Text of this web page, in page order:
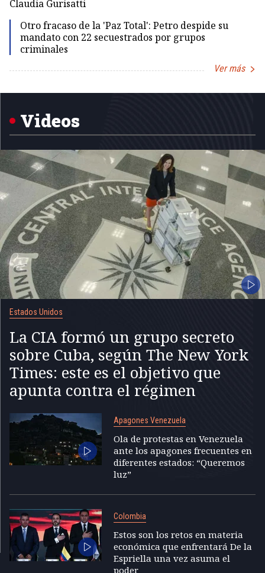
Claudia Gurisatti
Otro fracaso de la 'Paz Total': Petro despide su
mandato con 22 secuestrados por grupos
criminales
Ver más
1
Videos
Estados Unidos
La CIA formó un grupo secreto
sobre Cuba, según The New York
Times: este es el objetivo que
apunta contra el régimen
Apagones Venezuela
Ola de protestas en Venezuela
ante los apagones frecuentes en
diferentes estados: “Queremos
luz”
Colombia
Estos son los retos en materia
económica que enfrentará De la
Espriella una vez asuma el
poder